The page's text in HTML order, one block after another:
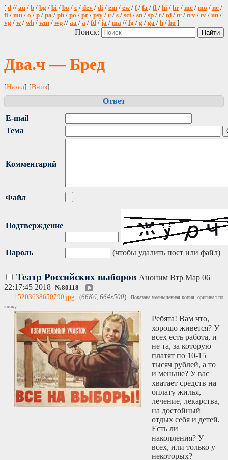
[ d // au / b / bg / bi / bo / c / dev / di / em / ew/ f/ fa / fl / hi / hr / me / mo / ne /
fi / mu / o / p / pa / ph / po / pr / psy / r / s / sci / sn / sp / t/ td / tr / trv / tv / un /
vg / w/ wh / wm / wp // aa / a / fd / ja / ma // fg / g / ga / h / ho ]
Поиск:
Два.ч — Бред
[Назад] [Вниз]
Ответ
E-mail
Тема
Комментарий
Файл
Подтверждение
Пароль (чтобы удалить пост или файл)
Театр Российских выборов Аноним Втр Мар 06
22:17:45 2018 №80118
15203638650790.jpg (66Кб, 664x500)
Показана уменьшенная копия, оригинал по
клику.
Ребята! Вам что,
хорошо живется? У
всех есть работа, и
не та, за которую
платят по 10-15
тысяч рублей, а то
и меньше? У вас
хватает средств на
оплату жилья,
лечение, лекарства,
на достойный
отдых себя и детей.
Есть ли
накопления? У
всех, или только у
некоторых?